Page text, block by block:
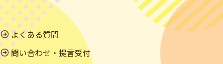
よくある質問
問い合わせ・提言受付